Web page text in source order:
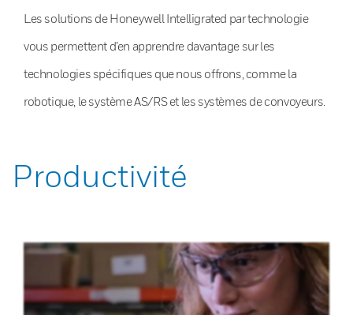
Les solutions de Honeywell Intelligrated par technologie
vous permettent d’en apprendre davantage sur les
technologies spécifiques que nous offrons, comme la
robotique, le système AS/RS et les systèmes de convoyeurs.
Productivité